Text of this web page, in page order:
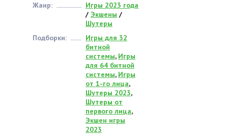
Жанр:
Игры 2023 года
/ Экшены /
Шутеры
Подборки:
Игры для 32
битной
системы, Игры
для 64 битной
системы, Игры
от 1-го лица,
Шутеры 2023,
Шутеры от
первого лица,
Экшен игры
2023